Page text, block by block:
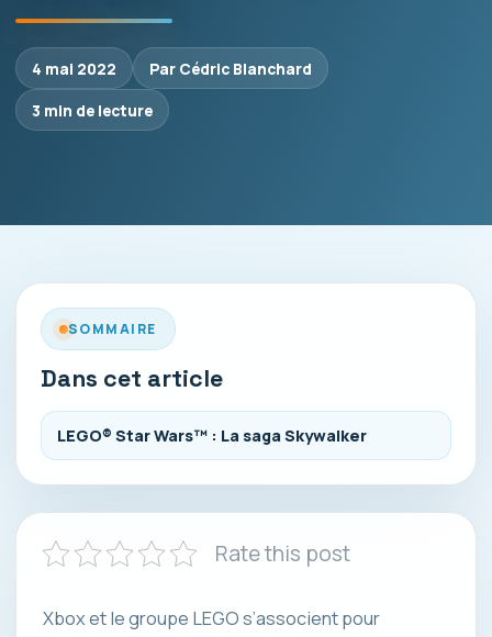
4 mai 2022
Par Cédric Blanchard
3 min de lecture
SOMMAIRE
Dans cet article
LEGO® Star Wars™ : La saga Skywalker
Rate this post
Xbox et le groupe LEGO s’associent pour